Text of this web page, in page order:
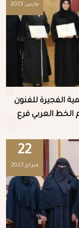
مارس 2023
الفجيرة للفنون
الخط العربي فرع
22
فبراير 2023